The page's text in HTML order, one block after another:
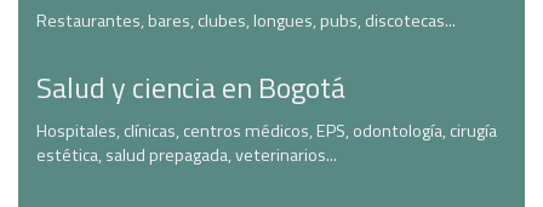
Restaurantes, bares, clubes, longues, pubs, discotecas...
Salud y ciencia en Bogotá
Hospitales, clínicas, centros médicos, EPS, odontología, cirugía
estética, salud prepagada, veterinarios...